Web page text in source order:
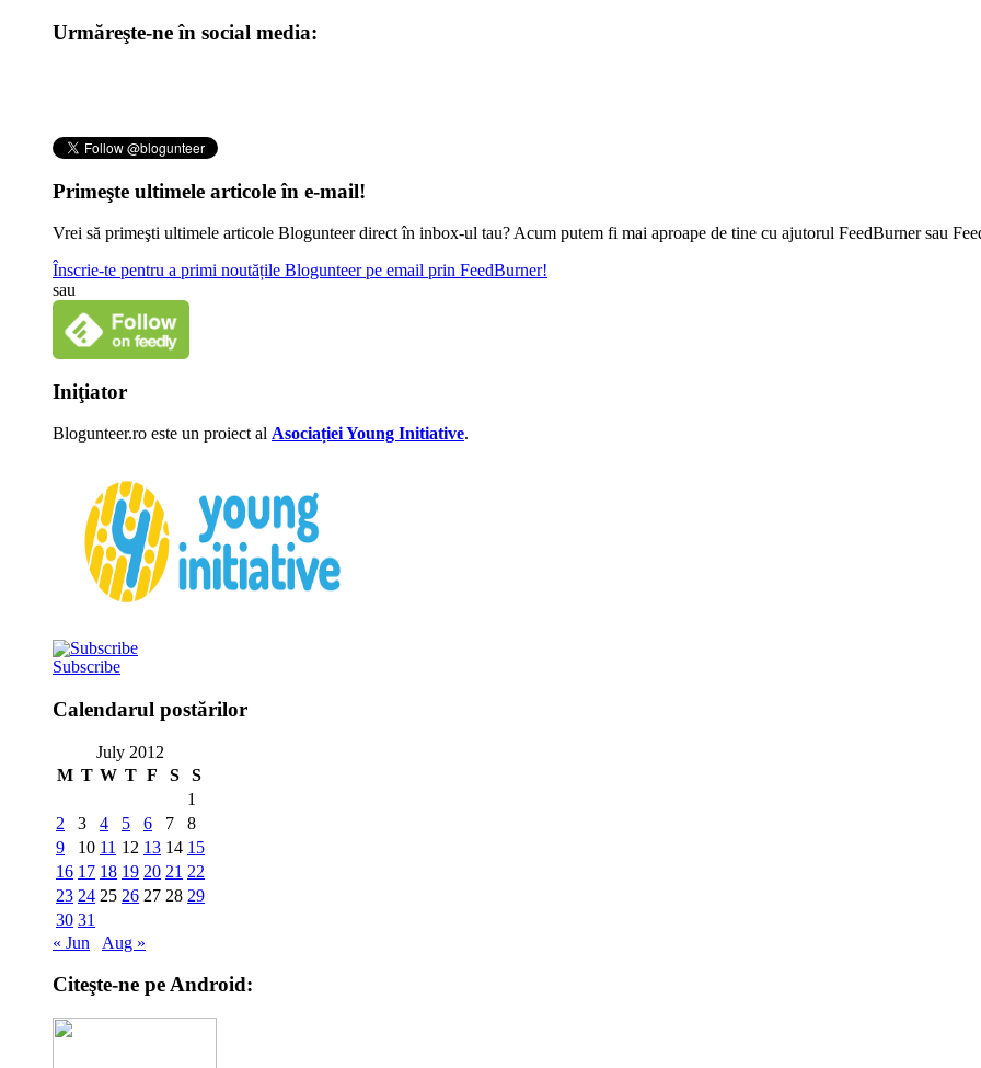
Urmăreşte-ne în social media:
Primeşte ultimele articole în e-mail!
Vrei să primeşti ultimele articole Blogunteer direct în inbox-ul tau? Acum putem fi mai aproape de tine cu ajutorul FeedBurner sau
Înscrie-te pentru a primi noutățile Blogunteer pe email prin FeedBurner!
sau
Iniţiator
Blogunteer.ro este un proiect al Asociației Young Initiative.
Subscribe
Calendarul postărilor
July 2012
M T W T F S
S
1
2
3 4 5 6 7
8
9
10 11 12 13 14 15
16 17 18 19 20 21 22
23 24 25 26 27 28 29
30 31
« Jun
Aug »
Citeşte-ne pe Android: